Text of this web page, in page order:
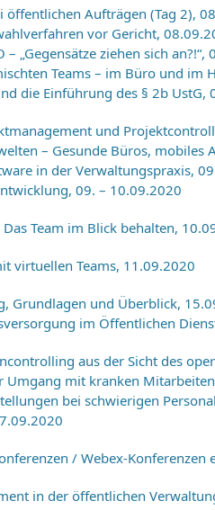
öffentlichen Aufträgen (Tag 2),
vor Gericht,
– „Gegensätze ziehen sich an?!“,
Teams – im Büro und im
die Einführung des § 2b UstG,
und
– Gesunde Büros,
in der Verwaltungspraxis,
09. – 10.09.2020
Team im Blick behalten,
virtuellen Teams, 11.09.2020
Grundlagen und Überblick,
im Öffentlichen
aus der Sicht des
Umgang mit kranken
bei schwierigen
/ Webex-
in der öffentlichen